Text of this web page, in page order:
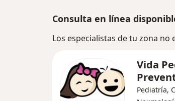
Consulta en línea
Los especialistas de tu zona
Vida
Pediatría,